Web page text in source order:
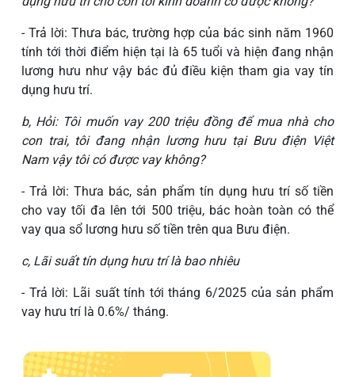
- Trả lời: Thưa bác, trường hợp của bác sinh năm 1960
tính tới thời điểm hiện tại là 65 tuổi và hiện đang nhận
lương hưu như vậy bác đủ điều kiện tham gia vay tín
dụng hưu trí.
b, Hỏi: Tôi muốn vay 200 triệu đồng để mua nhà cho
con trai, tôi đang nhận lương hưu tại Bưu điện Việt
Nam vậy tôi có được vay không?
- Trả lời: Thưa bác, sản phẩm tín dụng hưu trí số tiền
cho vay tối đa lên tới 500 triệu, bác hoàn toàn có thể
vay qua sổ lương hưu số tiền trên qua Bưu điện.
c, Lãi suất tín dụng hưu trí là bao nhiêu
- Trả lời: Lãi suất tính tới tháng 6/2025 của sản phẩm
vay hưu trí là 0.6%/ tháng.